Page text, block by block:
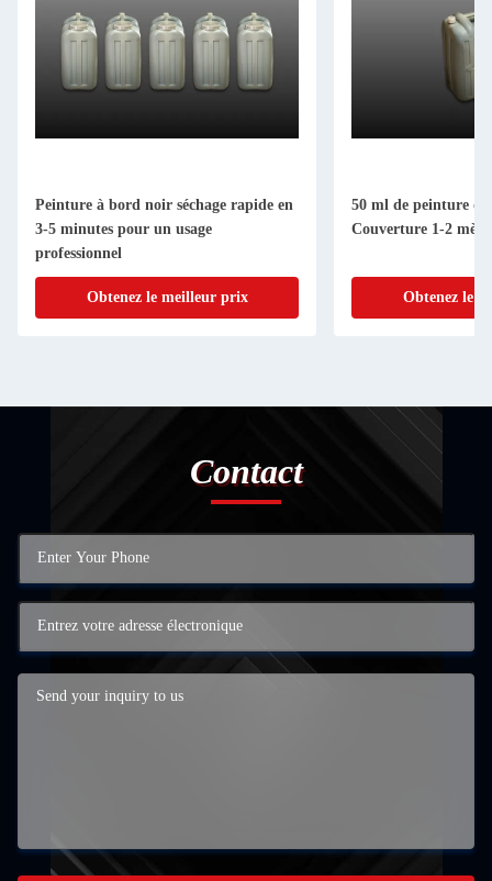
Peinture à bord noir séchage rapide en
3-5 minutes pour un usage
professionnel
Obtenez le meilleur prix
50 ml de peinture
Couverture 1-2
Obtenez le
Contact